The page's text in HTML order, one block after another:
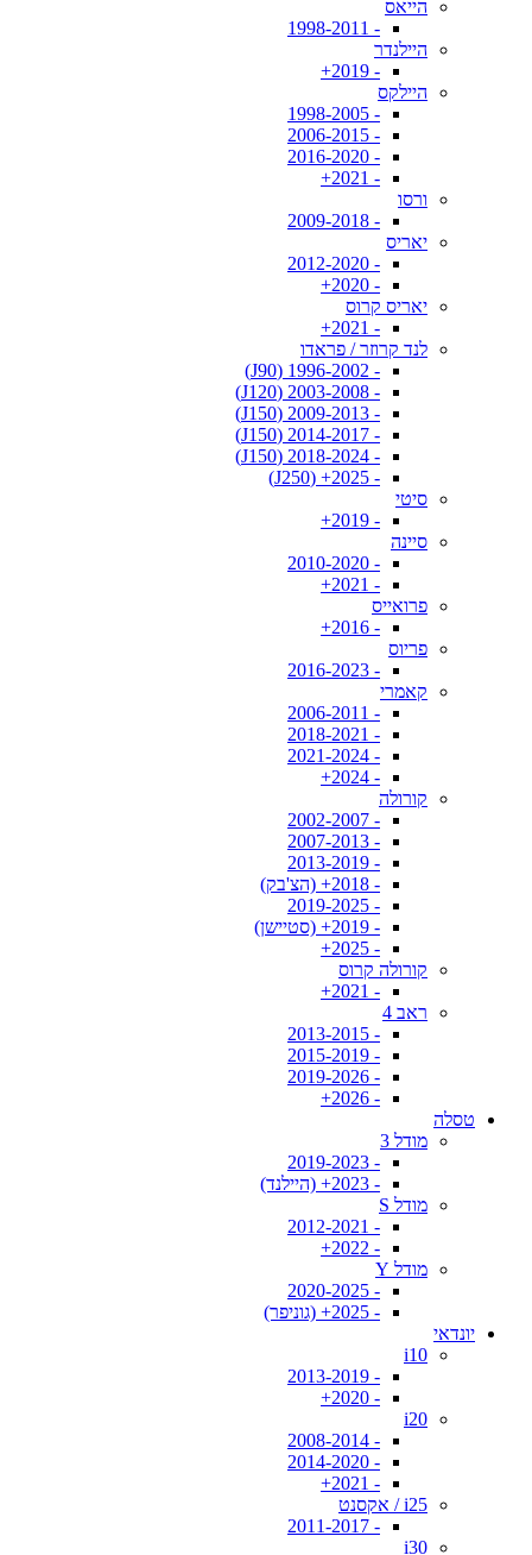
הייאס
- 1998-2011
היילנדר
- 2019+
היילקס
- 1998-2005
- 2006-2015
- 2016-2020
- 2021+
ורסו
- 2009-2018
יאריס
- 2012-2020
- 2020+
יאריס קרוס
- 2021+
לנד קרוזר / פראדו
- 1996-2002 (J90)
- 2003-2008 (J120)
- 2009-2013 (J150)
- 2014-2017 (J150)
- 2018-2024 (J150)
- 2025+ (J250)
סיטי
- 2019+
סיינה
- 2010-2020
- 2021+
פרואייס
- 2016+
פריוס
- 2016-2023
קאמרי
- 2006-2011
- 2018-2021
- 2021-2024
- 2024+
קורולה
- 2002-2007
- 2007-2013
- 2013-2019
- 2018+ (הצ'בק)
- 2019-2025
- 2019+ (סטיישן)
- 2025+
קורולה קרוס
- 2021+
ראב 4
- 2013-2015
- 2015-2019
- 2019-2026
- 2026+
טסלה
מודל 3
- 2019-2023
- 2023+ (היילנד)
מודל S
- 2012-2021
- 2022+
מודל Y
- 2020-2025
- 2025+ (גוניפר)
יונדאי
i10
- 2013-2019
- 2020+
i20
- 2008-2014
- 2014-2020
- 2021+
i25 / אקסנט
- 2011-2017
i30